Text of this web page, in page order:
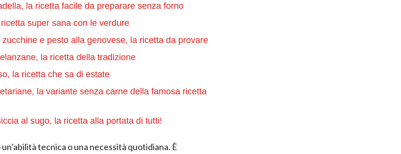
la ricetta facile da preparare senza forno
super sana con le verdure
e pesto alla genovese, la ricetta da provare
la ricetta della tradizione
la ricetta che sa di estate
la variante senza carne della famosa ricetta
al sugo, la ricetta alla portata di tutti!
tecnica o una necessità quotidiana. È